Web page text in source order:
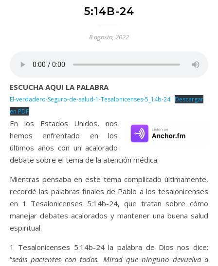
5:14B-24
8 agosto, 2022
ESCUCHA AQUI LA PALABRA
El-verdadero-Seguro-de-salud-1-Tesalonicenses-5_14b-24 Descargar
en PDF
En los Estados Unidos, nos
hemos enfrentado en los
últimos años con un acalorado
debate sobre el tema de la atención médica.
Mientras pensaba en este tema complicado últimamente,
recordé las palabras finales de Pablo a los tesalonicenses
en 1 Tesalonicenses 5:14b-24, que tratan sobre cómo
manejar debates acalorados y mantener una buena salud
espiritual.
1 Tesalonicenses 5:14b-24 la palabra de Dios nos dice:
“seáis pacientes con todos. Mirad que ninguno devuelva a